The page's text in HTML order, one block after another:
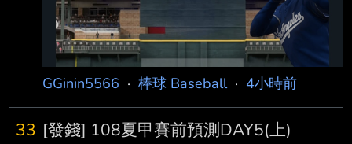
GGinin5566 · 棒球 Baseball· 4小時前
33 [發錢] 108夏甲賽前預測DAY5(上)